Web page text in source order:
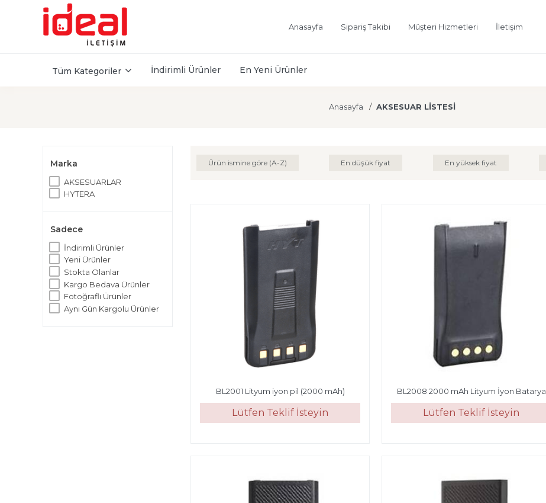
Anasayfa Sipariş Takibi Müşteri Hizmetleri İletişim
Tüm Kategoriler İndirimli Ürünler En Yeni Ürünler
Anasayfa AKSESUAR LİSTESİ
Marka
AKSESUARLAR
HYTERA
Sadece
İndirimli Ürünler
Yeni Ürünler
Stokta Olanlar
Kargo Bedava Ürünler
Fotoğraflı Ürünler
Aynı Gün Kargolu Ürünler
Ürün ismine göre (A-Z) En düşük fiyat En yüksek fiyat
BL2001 Lityum iyon pil (2000 mAh)
Lütfen Teklif İsteyin
BL2008 2000 mAh Lityum İyon Batarya
Lütfen Teklif İsteyin